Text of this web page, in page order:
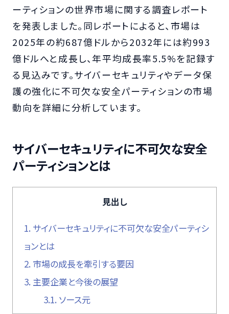
ーティションの世界市場に関する調査レポート
を発表しました。同レポートによると、市場は
2025年の約687億ドルから2032年には約993
億ドルへと成長し、年平均成長率5.5%を記録す
る見込みです。サイバーセキュリティやデータ保
護の強化に不可欠な安全パーティションの市場
動向を詳細に分析しています。
サイバーセキュリティに不可欠な安全
パーティションとは
見出し
1. サイバーセキュリティに不可欠な安全パーティシ
ョンとは
2. 市場の成長を牽引する要因
3. 主要企業と今後の展望
3.1. ソース元